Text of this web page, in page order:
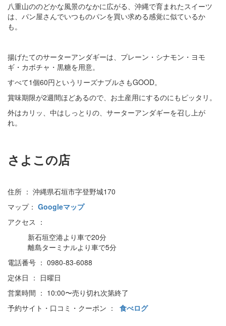
八重山ののどかな風景のなかに広がる、沖縄で育まれたスイーツ
は、パン屋さんでいつものパンを買い求める感覚に似ているか
も。
揚げたてのサーターアンダギーは、プレーン・シナモン・ヨモ
ギ・カボチャ・黒糖を用意。
すべて1個60円というリーズナブルさもGOOD。
賞味期限が2週間ほどあるので、お土産用にするのにもピッタリ。
外はカリッ、中はしっとりの、サーターアンダギーを召し上が
れ。
さよこの店
住所 ： 沖縄県石垣市字登野城170
マップ： Googleマップ
アクセス ：
新石垣空港より車で20分
離島ターミナルより車で5分
電話番号 ： 0980-83-6088
定休日 ： 日曜日
営業時間 ： 10:00〜売り切れ次第終了
予約サイト・口コミ・クーポン ： 食べログ